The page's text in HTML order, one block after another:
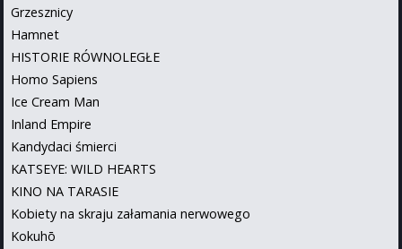
Grzesznicy
Hamnet
HISTORIE RÓWNOLEGŁE
Homo Sapiens
Ice Cream Man
Inland Empire
Kandydaci śmierci
KATSEYE: WILD HEARTS
KINO NA TARASIE
Kobiety na skraju załamania nerwowego
Kokuhō